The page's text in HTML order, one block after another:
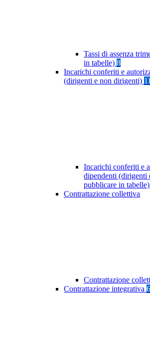
Tassi di assenza
in tabelle) 8
Incarichi conferiti e
(dirigenti e non dirigenti)
Incarichi conferiti e
dipendenti (dirigenti
pubblicare in tabelle)
Contrattazione collettiva
Contrattazione
Contrattazione integrativa 6